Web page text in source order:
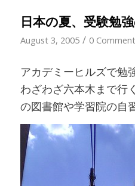
日本の夏、受験勉
August 3, 2005 / 0
アカデミーヒルズで勉
わざわざ六本木まで行
の図書館や学習院の自